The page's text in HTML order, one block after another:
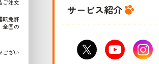
サービス紹介
ご注文
転免許
全国の
ござい